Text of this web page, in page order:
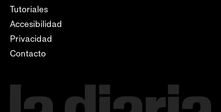
Tutoriales
Accesibilidad
Privacidad
Contacto